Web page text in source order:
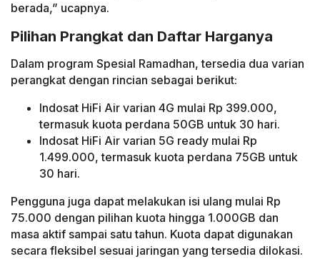
berada,” ucapnya.
Pilihan Prangkat dan Daftar Harganya
Dalam program Spesial Ramadhan, tersedia dua varian
perangkat dengan rincian sebagai berikut:
Indosat HiFi Air varian 4G mulai Rp 399.000,
termasuk kuota perdana 50GB untuk 30 hari.
Indosat HiFi Air varian 5G ready mulai Rp
1.499.000, termasuk kuota perdana 75GB untuk
30 hari.
Pengguna juga dapat melakukan isi ulang mulai Rp
75.000 dengan pilihan kuota hingga 1.000GB dan
masa aktif sampai satu tahun. Kuota dapat digunakan
secara fleksibel sesuai jaringan yang tersedia dilokasi.